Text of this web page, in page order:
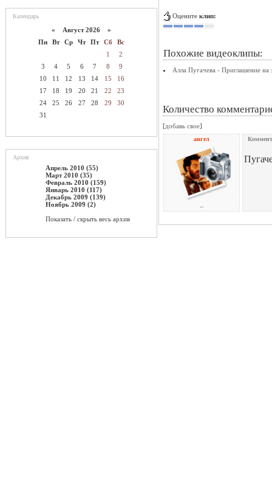
Календарь
« Август 2026 »
Пн
Вт Ср Чт Пт Сб
Вс
1
2
3
4 5 6 7 8
9
10
11 12 13 14 15
16
17
18 19 20 21 22
23
24
25 26 27 28 29
30
31
Архив
Апрель 2010 (55)
Март 2010 (35)
Февраль 2010 (159)
Январь 2010 (117)
Декабрь 2009 (139)
Ноябрь 2009 (2)
Показать / скрыть весь архив
Оцените клип:
Похожие видеоклипы:
Алла Пугачева - Приглашение на
Количество
[добавь свое]
ангел
--